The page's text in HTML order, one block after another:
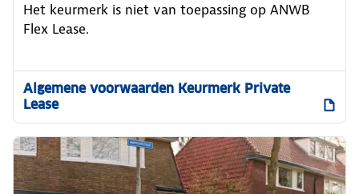
Het keurmerk is niet van toepassing op ANWB
Flex Lease.
Algemene voorwaarden Keurmerk Private
Lease